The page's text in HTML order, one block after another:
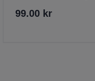
99.00 kr